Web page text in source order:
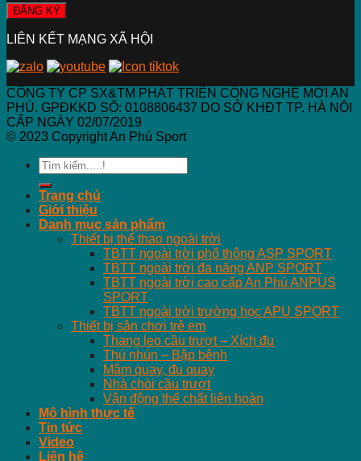
LIÊN KẾT MẠNG XÃ HỘI
CÔNG TY CP SX&TM PHÁT TRIỂN CÔNG NGHỆ MỚI AN
PHÚ. GPĐKKD SỐ: 0108806437 DO SỞ KHĐT TP. HÀ NỘI
CẤP NGÀY 02/07/2019
© 2023 Copyright An Phú Sport
Search
for:
Trang chủ
Giới thiệu
Danh mục sản phẩm
Thiết bị thể thao ngoài trời
TBTT ngoài trời phổ thông ASP SPORT
TBTT ngoài trời đa năng ANP SPORT
TBTT ngoài trời cao cấp An Phú ANPUS
SPORT
TBTT ngoài trời trường học APU SPORT
Thiết bị sân chơi trẻ em
Thang leo cầu trượt – Xích đu
Thú nhún – Bập bênh
Mâm quay, đu quay
Nhà chòi cầu trượt
Vận động thể chất liên hoàn
Mô hình thực tế
Tin tức
Video
Liên hệ